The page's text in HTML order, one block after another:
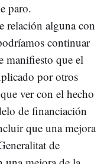
paro.
relación alguna con
continuar
manifiesto que el
por otros
ver con el hecho
de financiación
que una mejora
de